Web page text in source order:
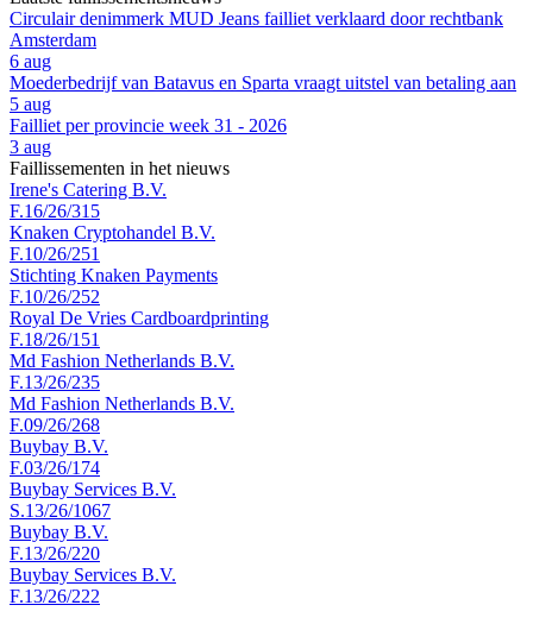
Circulair denimmerk MUD Jeans failliet verklaard door rechtbank
Amsterdam
6 aug
Moederbedrijf van Batavus en Sparta vraagt uitstel van betaling aan
5 aug
Failliet per provincie week 31 - 2026
3 aug
Faillissementen in het nieuws
Irene's Catering B.V.
F.16/26/315
Knaken Cryptohandel B.V.
F.10/26/251
Stichting Knaken Payments
F.10/26/252
Royal De Vries Cardboardprinting
F.18/26/151
Md Fashion Netherlands B.V.
F.13/26/235
Md Fashion Netherlands B.V.
F.09/26/268
Buybay B.V.
F.03/26/174
Buybay Services B.V.
S.13/26/1067
Buybay B.V.
F.13/26/220
Buybay Services B.V.
F.13/26/222